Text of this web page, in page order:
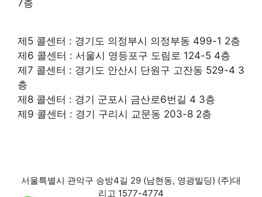
7층
제5 콜센터 : 경기도 의정부시 의정부동 499-1 2층
제6 콜센터 : 서울시 영등포구 도림로 124-5 4층
제7 콜센터 : 경기도 안산시 단원구 고잔동 529-4 3
층
제8 콜센터 : 경기 군포시 금산로6번길 4 3층
제9 콜센터 : 경기 구리시 교문동 203-8 2층
서울특별시 관악구 승방4길 29 (남현동, 영광빌딩) (주)대
리고 1577-4774